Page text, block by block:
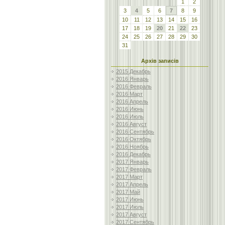
1
2
3
4 5 6 7 8
9
10
11 12 13 14 15
16
17
18 19 20 21 22
23
24
25 26 27 28 29
30
31
Архів записів
2015 Декабрь
2016 Январь
2016 Февраль
2016 Март
2016 Апрель
2016 Июнь
2016 Июль
2016 Август
2016 Сентябрь
2016 Октябрь
2016 Ноябрь
2016 Декабрь
2017 Январь
2017 Февраль
2017 Март
2017 Апрель
2017 Май
2017 Июнь
2017 Июль
2017 Август
2017 Сентябрь